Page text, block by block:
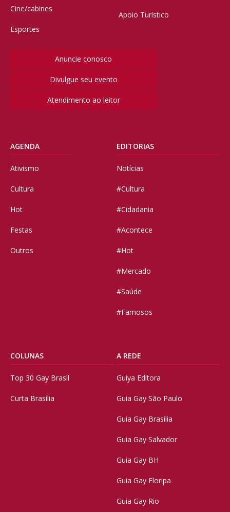
Cine/cabines
Esportes
Apoio Turístico
Anuncie conosco
Divulgue seu evento
Atendimento ao leitor
AGENDA
Ativismo
Cultura
Hot
Festas
Outros
EDITORIAS
Notícias
#Cultura
#Cidadania
#Acontece
#Hot
#Mercado
#Saúde
#Famosos
COLUNAS
Top 30 Gay Brasil
Curta Brasília
A REDE
Guiya Editora
Guia Gay São Paulo
Guia Gay Brasilia
Guia Gay Salvador
Guia Gay BH
Guia Gay Floripa
Guia Gay Rio